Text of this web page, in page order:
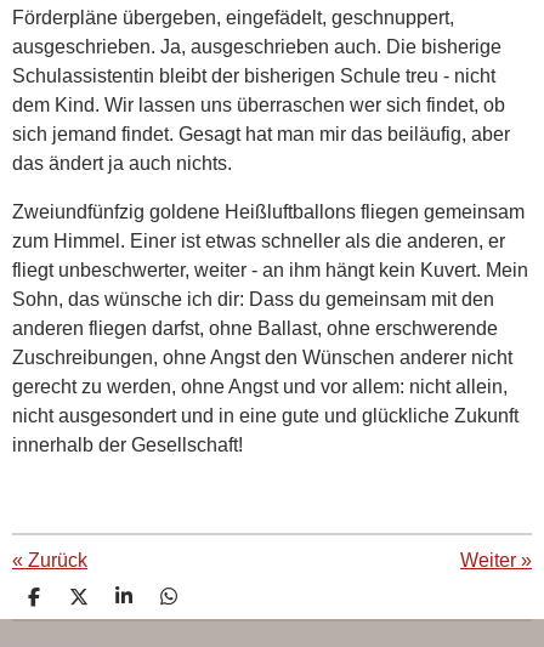
Förderpläne übergeben, eingefädelt, geschnuppert,
ausgeschrieben. Ja, ausgeschrieben auch. Die bisherige
Schulassistentin bleibt der bisherigen Schule treu - nicht
dem Kind. Wir lassen uns überraschen wer sich findet, ob
sich jemand findet. Gesagt hat man mir das beiläufig, aber
das ändert ja auch nichts.
Zweiundfünfzig goldene Heißluftballons fliegen gemeinsam
zum Himmel. Einer ist etwas schneller als die anderen, er
fliegt unbeschwerter, weiter - an ihm hängt kein Kuvert. Mein
Sohn, das wünsche ich dir: Dass du gemeinsam mit den
anderen fliegen darfst, ohne Ballast, ohne erschwerende
Zuschreibungen, ohne Angst den Wünschen anderer nicht
gerecht zu werden, ohne Angst und vor allem: nicht allein,
nicht ausgesondert und in eine gute und glückliche Zukunft
innerhalb der Gesellschaft!
« Zurück Weiter »
T
e
T
e
T
e
T
e